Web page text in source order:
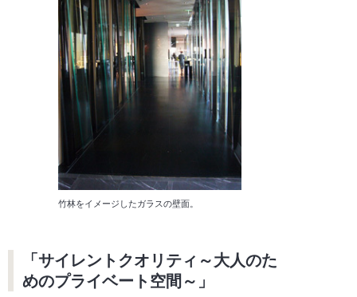
竹林をイメージしたガラスの壁面。
「サイレントクオリティ～大人のた
めのプライベート空間～」